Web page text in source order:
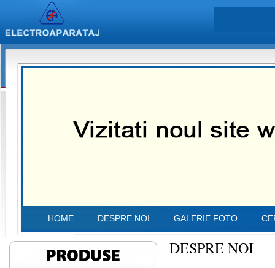
HOME DESPRE NOI GALERIE FOTO
DESPRE NOI